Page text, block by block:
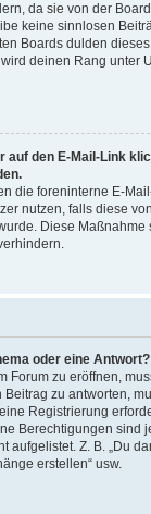
da sie von der
keine sinnlosen
Boards dulden
deinen Rang unter
auf den E-Mail-Link
die foreninterne E-
nutzen, falls diese
Diese Maßnahme
oder eine Antwort?
Forum zu eröffnen,
zu antworten,
Registrierung
Berechtigungen sind
aufgelistet. Z. B. „Du
erstellen“ usw.